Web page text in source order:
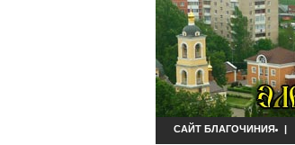
САЙТ БЛАГОЧИНИЯ |